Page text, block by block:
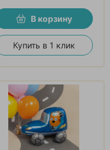
В корзину
Купить в 1 клик